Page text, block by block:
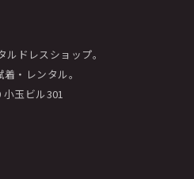
ドレスショップ。
・レンタル。
玉ビル301